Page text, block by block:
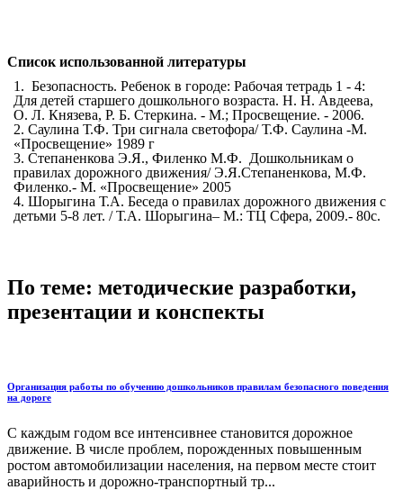
Список использованной литературы
1. Безопасность. Ребенок в городе: Рабочая тетрадь 1 - 4:
Для детей старшего дошкольного возраста. Н. Н. Авдеева,
О. Л. Князева, Р. Б. Стеркина. - М.; Просвещение. - 2006.
2. Саулина Т.Ф. Три сигнала светофора/ Т.Ф. Саулина -М.
«Просвещение» 1989 г
3. Степаненкова Э.Я., Филенко М.Ф. Дошкольникам о
правилах дорожного движения/ Э.Я.Степаненкова, М.Ф.
Филенко.- М. «Просвещение» 2005
4. Шорыгина Т.А. Беседа о правилах дорожного движения с
детьми 5-8 лет. / Т.А. Шорыгина– М.: ТЦ Сфера, 2009.- 80с.
По теме: методические разработки,
презентации и конспекты
Организация работы по обучению дошкольников правилам безопасного поведения
на дороге
С каждым годом все интенсивнее становится дорожное
движение. В числе проблем, порожденных повышенным
ростом автомобилизации населения, на первом месте стоит
аварийность и дорожно-транспортный тр...